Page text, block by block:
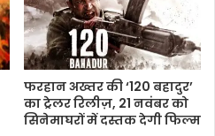
फरहान अख्तर की ‘120 बहादुर’
का ट्रेलर रिलीज़, 21 नवंबर को
सिनेमाघरों में दस्तक देगी फिल्म